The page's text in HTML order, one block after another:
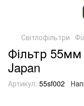
Світлофільтри
Фільтр
Japan
Артикул: 55sf002